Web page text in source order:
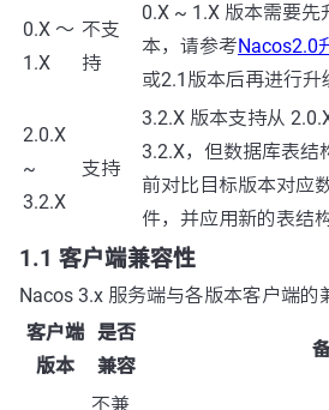
0.X ～
1.X
不支
持
0.X ~ 1.X 版本需要先
本，请参考Nacos2.0
或2.1版本后再进行升
2.0.X
~
3.2.X
支持
3.2.X 版本支持从
3.2.X，但数据库表结
前对比目标版本对应
件，并应用新的表结
1.1 客户端兼容性
Nacos 3.x 服务端与各版本客户端的
客户端
版本
是否
兼容
不兼